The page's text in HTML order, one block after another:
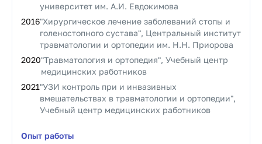
университет им. А.И. Евдокимова
2016"Хирургическое лечение заболеваний стопы и
голеностопного сустава", Центральный институт
травматологии и ортопедии им. Н.Н. Приорова
2020"Травматология и ортопедия", Учебный центр
медицинских работников
2021"УЗИ контроль при и инвазивных
вмешательствах в травматологии и ортопедии",
Учебный центр медицинских работников
Опыт работы